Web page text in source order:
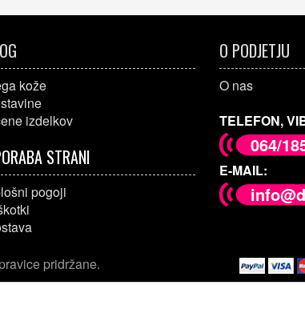
kože
izdelkov
STRANI
pogoji
O PODJETJU
O nas
TELEFON,
064/
E-MAIL:
pridržane.